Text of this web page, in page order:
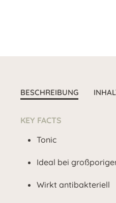
BESCHREIBUNG
KEY FACTS
Tonic
Ideal bei
Wirkt antibakteriell